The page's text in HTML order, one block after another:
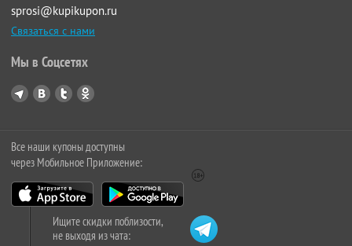
sprosi@kupikupon.ru
Связаться с нами
Мы в Соцсетях
Все наши купоны доступны
через Мобильное Приложение:
Ищите скидки поблизости,
не выходя из чата: